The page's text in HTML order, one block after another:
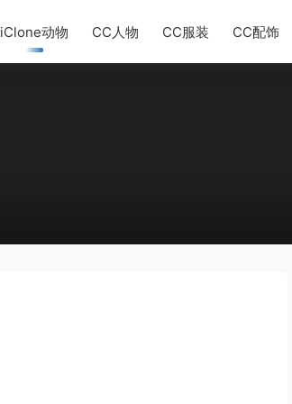
iClone动物 CC人物 CC服装 CC配饰